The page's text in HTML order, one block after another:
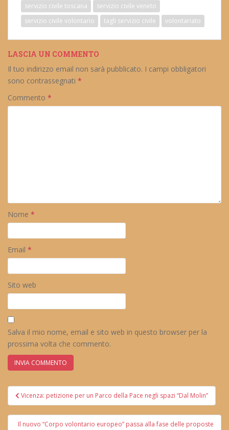
servizio civile toscana
servizio civile veneto
servizio civile volontario
tagli servizio civile volontariato
LASCIA UN COMMENTO
Il tuo indirizzo email non sarà pubblicato. I campi obbligatori
sono contrassegnati *
Commento *
Nome *
Email *
Sito web
Salva il mio nome, email e sito web in questo browser per la
prossima volta che commento.
Navigazione
articoli
Vicenza: petizione per un Parco della Pace negli spazi “Dal Molin”
Il nuovo “Corpo volontario europeo” passa alla fase delle proposte